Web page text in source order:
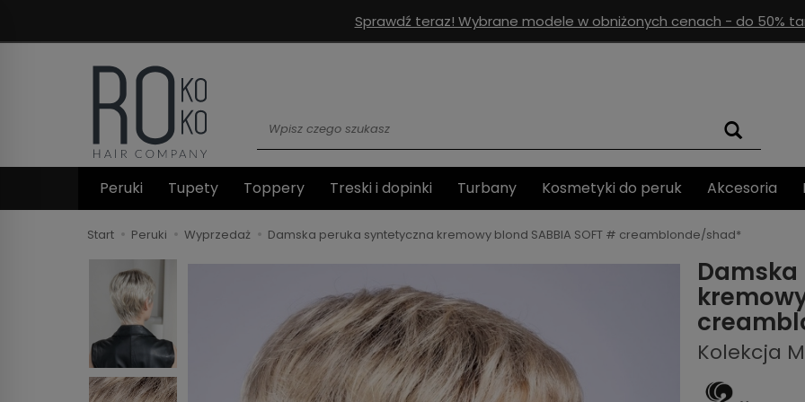
Sprawdź teraz! Wybrane modele w obniżonych cenach - do 50%
Peruki Tupety Toppery Treski i dopinki Turbany Kosmetyki do peruk Akcesoria
Start Peruki Wyprzedaż Damska peruka syntetyczna kremowy blond SABBIA SOFT # creamblonde/shad*
Kolekcja